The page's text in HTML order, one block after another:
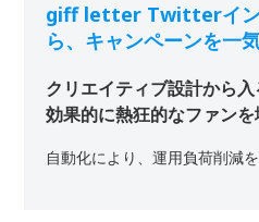
giff letter Twitterイン
ら、キャンペーンを一
クリエイティブ設計から入
効果的に熱狂的なファンを
自動化により、運用負荷削減を